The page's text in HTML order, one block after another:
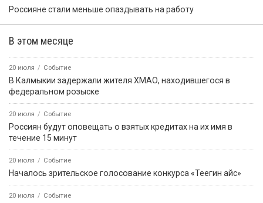
Россияне стали меньше опаздывать на работу
В этом месяце
20 июля Событие
В Калмыкии задержали жителя ХМАО, находившегося в
федеральном розыске
20 июля Событие
Россиян будут оповещать о взятых кредитах на их имя в
течение 15 минут
20 июля Событие
Началось зрительское голосование конкурса «Теегин айс»
20 июля Событие